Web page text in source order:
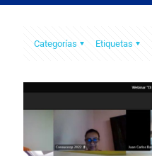
Categorías Etiquetas